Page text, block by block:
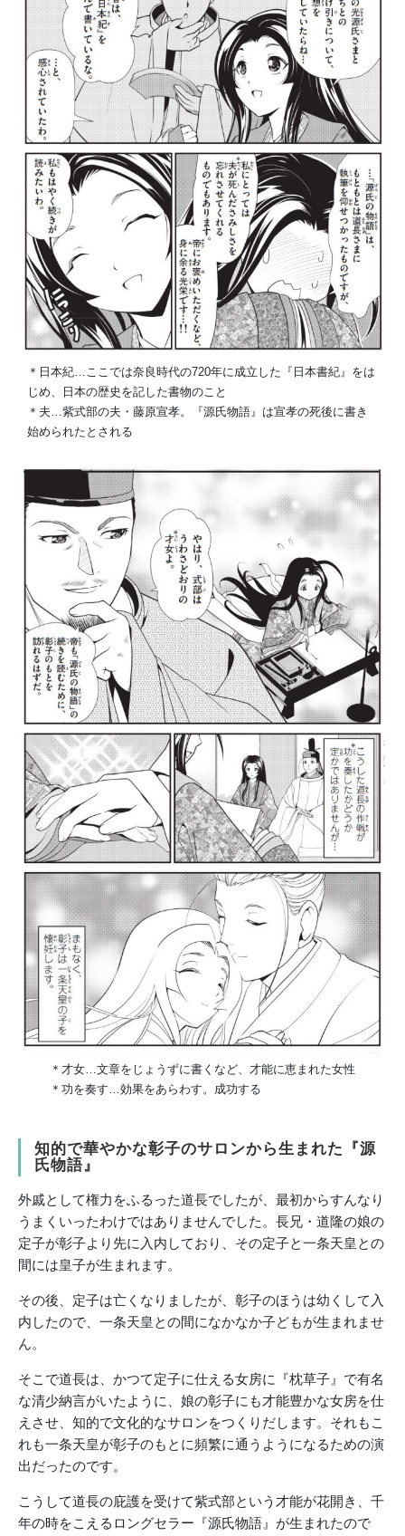
＊日本紀…ここでは奈良時代の720年に成立した『日本書紀』をは
じめ、日本の歴史を記した書物のこと
＊夫…紫式部の夫・藤原宣孝。『源氏物語』は宣孝の死後に書き
始められたとされる
＊才女…文章をじょうずに書くなど、才能に恵まれた女性
＊功を奏す…効果をあらわす。成功する
知的で華やかな彰子のサロンから生まれた『源
氏物語』
外戚として権力をふるった道長でしたが、最初からすんなり
うまくいったわけではありませんでした。長兄・道隆の娘の
定子が彰子より先に入内しており、その定子と一条天皇との
間には皇子が生まれます。
その後、定子は亡くなりましたが、彰子のほうは幼くして入
内したので、一条天皇との間になかなか子どもが生まれませ
ん。
そこで道長は、かつて定子に仕える女房に『枕草子』で有名
な清少納言がいたように、娘の彰子にも才能豊かな女房を仕
えさせ、知的で文化的なサロンをつくりだします。それもこ
れも一条天皇が彰子のもとに頻繁に通うようになるための演
出だったのです。
こうして道長の庇護を受けて紫式部という才能が花開き、千
年の時をこえるロングセラー『源氏物語』が生まれたので